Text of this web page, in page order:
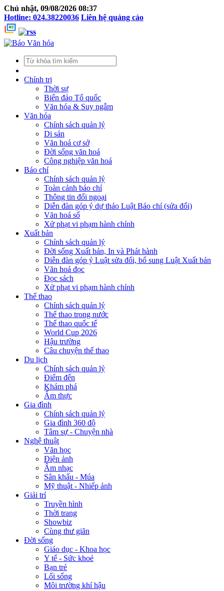
Chủ nhật, 09/08/2026 08:37
Hotline: 024.38220036 Liên hệ quảng cáo
Chính trị
Thời sự
Biển đảo Tổ quốc
Văn hóa & Suy ngẫm
Văn hóa
Chính sách quản lý
Di sản
Văn hoá cơ sở
Đời sống văn hoá
Công nghiệp văn hoá
Báo chí
Chính sách quản lý
Toàn cảnh báo chí
Thông tin đối ngoại
Diễn đàn góp ý dự thảo Luật Báo chí (sửa đổi)
Văn hoá số
Xử phạt vi phạm hành chính
Xuất bản
Chính sách quản lý
Đời sống Xuất bản, In và Phát hành
Diễn đàn góp ý Luật sửa đổi, bổ sung Luật Xuất bản
Văn hoá đọc
Đọc sách
Xử phạt vi phạm hành chính
Thể thao
Chính sách quản lý
Thể thao trong nước
Thể thao quốc tế
World Cup 2026
Hậu trường
Câu chuyện thể thao
Du lịch
Chính sách quản lý
Điểm đến
Khám phá
Ẩm thực
Gia đình
Chính sách quản lý
Gia đình 360 độ
Tâm sự - Chuyện nhà
Nghệ thuật
Văn học
Điện ảnh
Âm nhạc
Sân khấu - Múa
Mỹ thuật - Nhiếp ảnh
Giải trí
Truyền hình
Thời trang
Showbiz
Cùng thư giãn
Đời sống
Giáo dục - Khoa học
Y tế - Sức khoẻ
Bạn trẻ
Lối sống
Môi trường khí hậu